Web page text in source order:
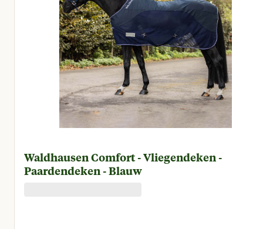
Waldhausen Comfort - Vliegendeken -
Paardendeken - Blauw